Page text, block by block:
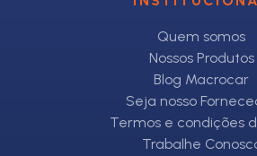
Quem somos
Nossos Produtos
Blog Macrocar
Seja nosso
Termos e condições
Trabalhe